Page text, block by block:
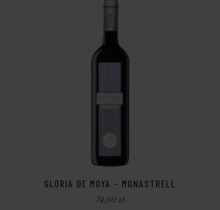
GLORIA DE MOYA – MONASTRELL
74,00zł